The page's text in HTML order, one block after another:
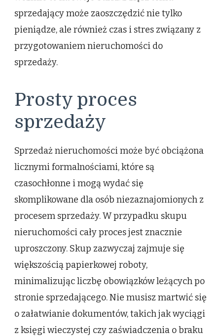
sprzedający może zaoszczędzić nie tylko
pieniądze, ale również czas i stres związany z
przygotowaniem nieruchomości do
sprzedaży.
Prosty proces
sprzedaży
Sprzedaż nieruchomości może być obciążona
licznymi formalnościami, które są
czasochłonne i mogą wydać się
skomplikowane dla osób niezaznajomionych z
procesem sprzedaży. W przypadku skupu
nieruchomości cały proces jest znacznie
uproszczony. Skup zazwyczaj zajmuje się
większością papierkowej roboty,
minimalizując liczbę obowiązków leżących po
stronie sprzedającego. Nie musisz martwić się
o załatwianie dokumentów, takich jak wyciągi
z księgi wieczystej czy zaświadczenia o braku